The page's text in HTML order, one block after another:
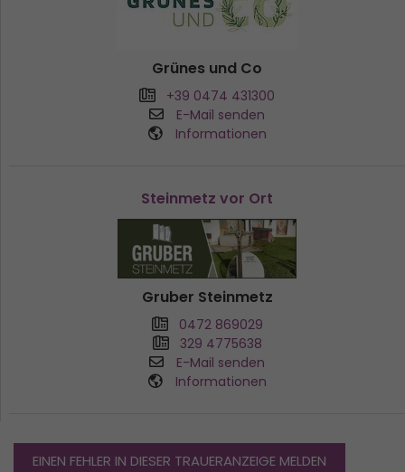
Grünes und Co
+39 0474 431300
E-Mail senden
Informationen
Steinmetz vor Ort
Gruber Steinmetz
0472 869029
329 4775638
E-Mail senden
Informationen
EINEN FEHLER IN DIESER TRAUERANZEIGE MELDEN